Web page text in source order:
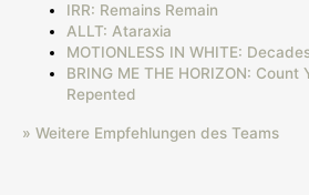
IRR: Remains Remain
ALLT: Ataraxia
MOTIONLESS IN WHITE:
BRING ME THE HORIZON: Count
Repented
» Weitere Empfehlungen des Teams